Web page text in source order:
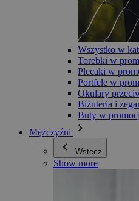
Wszystko w
Torebki w
Plecaki w
Portfele w
Okulary
Biżuteria i
Buty w
Mężczyźni
Wstecz
Show more